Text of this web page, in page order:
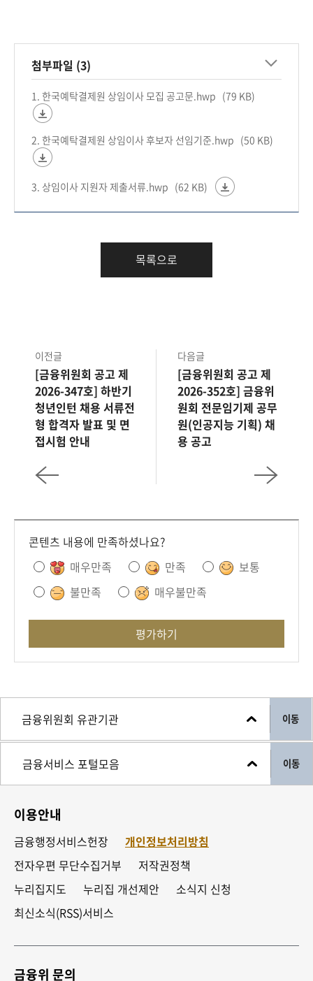
첨부파일 (3)
1. 한국예탁결제원 상임이사 모집 공고문.hwp (79 KB)
2. 한국예탁결제원 상임이사 후보자 선임기준.hwp (50 KB)
3. 상임이사 지원자 제출서류.hwp (62 KB)
목록으로
이전글
[금융위원회 공고 제
2026-347호] 하반기
청년인턴 채용 서류전
형 합격자 발표 및 면
접시험 안내
다음글
[금융위원회 공고 제
2026-352호] 금융위
원회 전문임기제 공무
원(인공지능 기획) 채
용 공고
콘텐츠 내용에 만족하셨나요?
매우만족
만족
보통
불만족
매우불만족
평가하기
이동
이동
이용안내
금융행정서비스헌장
개인정보처리방침
전자우편 무단수집거부
저작권정책
누리집지도
누리집 개선제안
소식지 신청
최신소식(RSS)서비스
금융위 문의